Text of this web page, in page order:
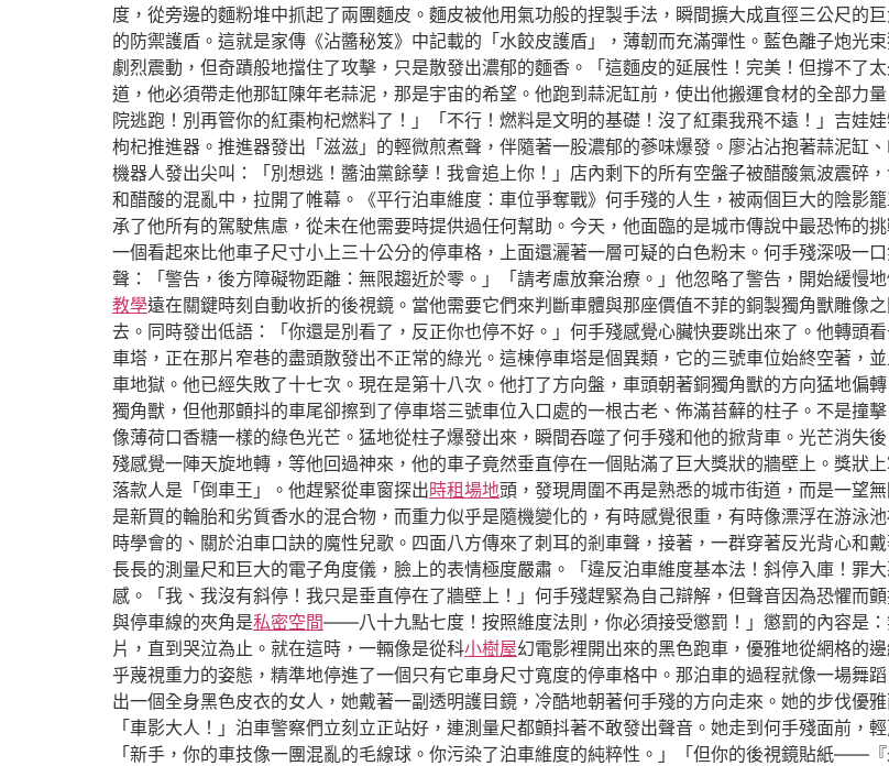
度，從旁邊的麵粉堆中抓起了兩團麵皮。麵皮被他用氣功般的捏製手法，瞬間擴大成直徑三公尺的
的防禦護盾。這就是家傳《沾醬秘笈》中記載的「水餃皮護盾」，薄韌而充滿彈性。藍色離子炮光
劇烈震動，但奇蹟般地擋住了攻擊，只是散發出濃郁的麵香。「這麵皮的延展性！完美！但撐不了
道，他必須帶走他那缸陳年老蒜泥，那是宇宙的希望。他跑到蒜泥缸前，使出他搬運食材的全部力
院逃跑！別再管你的紅棗枸杞燃料了！」「不行！燃料是文明的基礎！沒了紅棗我飛不遠！」吉娃
枸杞推進器。推進器發出「滋滋」的輕微煎煮聲，伴隨著一股濃郁的蔘味爆發。廖沾沾抱著蒜泥缸
機器人發出尖叫：「別想逃！醬油黨餘孽！我會追上你！」店內剩下的所有空盤子被醋酸氣波震碎
和醋酸的混亂中，拉開了帷幕。《平行泊車維度：車位爭奪戰》何手殘的人生，被兩個巨大的陰影
承了他所有的駕駛焦慮，從未在他需要時提供過任何幫助。今天，他面臨的是城市傳說中最恐怖的
一個看起來比他車子尺寸小上三十公分的停車格，上面還灑著一層可疑的白色粉末。何手殘深吸一
聲：「警告，後方障礙物距離：無限趨近於零。」「請考慮放棄治療。」他忽略了警告，開始緩慢
教學遠在關鍵時刻自動收折的後視鏡。當他需要它們來判斷車體與那座價值不菲的銅製獨角獸雕像
去。同時發出低語：「你還是別看了，反正你也停不好。」何手殘感覺心臟快要跳出來了。他轉頭
車塔，正在那片窄巷的盡頭散發出不正常的綠光。這棟停車塔是個異類，它的三號車位始終空著，
車地獄。他已經失敗了十七次。現在是第十八次。他打了方向盤，車頭朝著銅獨角獸的方向猛地偏
獨角獸，但他那顫抖的車尾卻擦到了停車塔三號車位入口處的一根古老、佈滿苔蘚的柱子。不是撞
像薄荷口香糖一樣的綠色光芒。猛地從柱子爆發出來，瞬間吞噬了何手殘和他的掀背車。光芒消失
殘感覺一陣天旋地轉，等他回過神來，他的車子竟然垂直停在一個貼滿了巨大獎狀的牆壁上。獎狀
落款人是「倒車王」。他趕緊從車窗探出時租場地頭，發現周圍不再是熟悉的城市街道，而是一望
是新買的輪胎和劣質香水的混合物，而重力似乎是隨機變化的，有時感覺很重，有時像漂浮在游泳
時學會的、關於泊車口訣的魔性兒歌。四面八方傳來了刺耳的剎車聲，接著，一群穿著反光背心和
長長的測量尺和巨大的電子角度儀，臉上的表情極度嚴肅。「違反泊車維度基本法！斜停入庫！罪
感。「我、我沒有斜停！我只是垂直停在了牆壁上！」何手殘趕緊為自己辯解，但聲音因為恐懼而
與停車線的夾角是私密空間——八十九點七度！按照維度法則，你必須接受懲罰！」懲罰的內容是
片，直到哭泣為止。就在這時，一輛像是從科小樹屋幻電影裡開出來的黑色跑車，優雅地從網格的
乎蔑視重力的姿態，精準地停進了一個只有它車身尺寸寬度的停車格中。那泊車的過程就像一場舞
出一個全身黑色皮衣的女人，她戴著一副透明護目鏡，冷酷地朝著何手殘的方向走來。她的步伐優
「車影大人！」泊車警察們立刻立正站好，連測量尺都顫抖著不敢發出聲音。她走到何手殘面前，
「新手，你的車技像一團混亂的毛線球。你污染了泊車維度的純粹性。」「但你的後視鏡貼紙——